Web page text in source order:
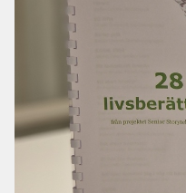
Cirkelledare
Nyheter
Avdelningar